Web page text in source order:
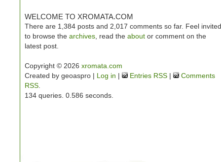
WELCOME TO XROMATA.COM
There are 1,384 posts and 2,017 comments so far. Feel invited
to browse the archives , read the about or comment on the
latest post.
Copyright © 2026 xromata.com
Created by geoaspro | Log in | Entries RSS |
Comments
RSS
134 queries. 0.586 seconds.